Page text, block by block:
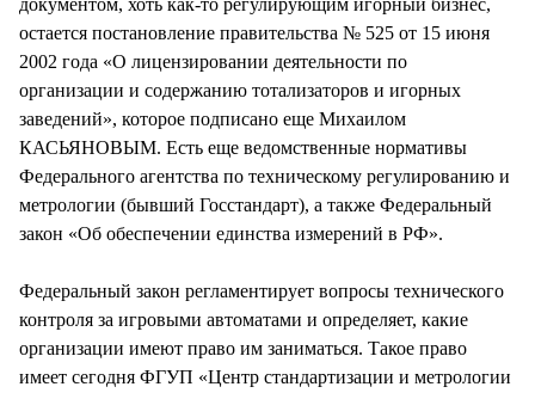
остается постановление правительства № 525 от 15 июня
2002 года «О лицензировании деятельности по
организации и содержанию тотализаторов и игорных
заведений», которое подписано еще Михаилом
КАСЬЯНОВЫМ. Есть еще ведомственные нормативы
Федерального агентства по техническому регулированию и
метрологии (бывший Госстандарт), а также Федеральный
закон «Об обеспечении единства измерений в РФ».
Федеральный закон регламентирует вопросы технического
контроля за игровыми автоматами и определяет, какие
организации имеют право им заниматься. Такое право
имеет сегодня ФГУП «Центр стандартизации и метрологии